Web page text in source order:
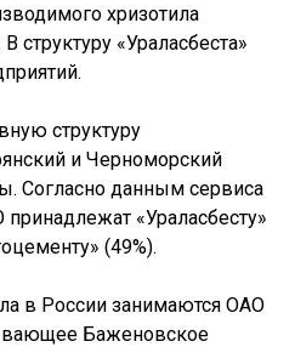
хризотила
структуру «Ураласбеста»
структуру
и Черноморский
Согласно данным сервиса
«Ураласбесту»
(49%).
в России занимаются ОАО
Баженовское